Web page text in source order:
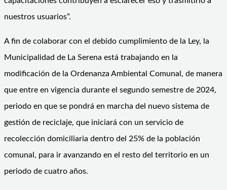
nuestros usuarios”.
A fin de colaborar con el debido cumplimiento de la Ley, la
Municipalidad de La Serena está trabajando en la
modificación de la Ordenanza Ambiental Comunal, de manera
que entre en vigencia durante el segundo semestre de 2024,
periodo en que se pondrá en marcha del nuevo sistema de
gestión de reciclaje, que iniciará con un servicio de
recolección domiciliaria dentro del 25% de la población
comunal, para ir avanzando en el resto del territorio en un
periodo de cuatro años.